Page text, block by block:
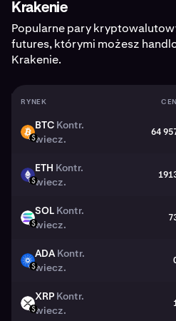
Krakenie
Popularne pary
futures, którymi możesz
Krakenie.
RYNEK
BTC
USD
BTC Kontr.
wiecz.
64
ETH
USD
ETH Kontr.
wiecz.
SOL
USD
SOL Kontr.
wiecz.
ADA
USD
ADAKontr.
wiecz.
XRP
USD
XRP Kontr.
wiecz.